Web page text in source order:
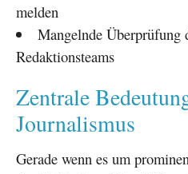
melden
Mangelnde Überprüfung
Redaktionsteams
Zentrale
Journalismus
Gerade wenn es um